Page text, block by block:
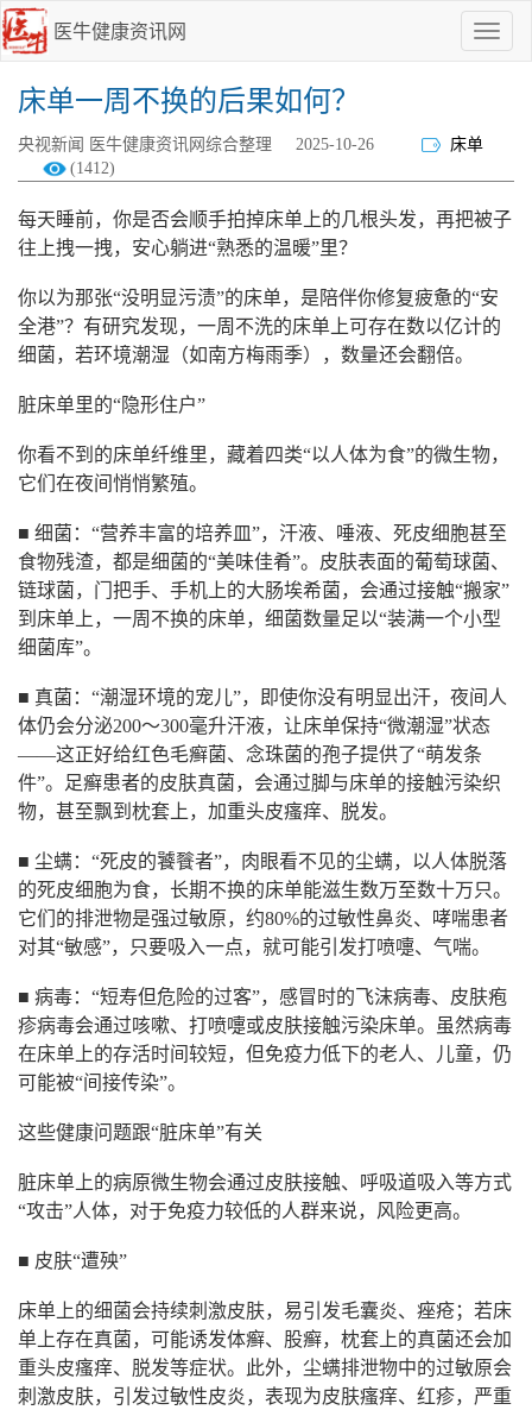
医牛健康资讯网
点
我
床单一周不换的后果如何？
央视新闻 医牛健康资讯网综合整理 2025-10-26
床单
(1412)
每天睡前，你是否会顺手拍掉床单上的几根头发，再把被子
往上拽一拽，安心躺进“熟悉的温暖”里？
你以为那张“没明显污渍”的床单，是陪伴你修复疲惫的“安
全港”？有研究发现，一周不洗的床单上可存在数以亿计的
细菌，若环境潮湿（如南方梅雨季），数量还会翻倍。
脏床单里的“隐形住户”
你看不到的床单纤维里，藏着四类“以人体为食”的微生物，
它们在夜间悄悄繁殖。
■ 细菌：“营养丰富的培养皿”，汗液、唾液、死皮细胞甚至
食物残渣，都是细菌的“美味佳肴”。皮肤表面的葡萄球菌、
链球菌，门把手、手机上的大肠埃希菌，会通过接触“搬家”
到床单上，一周不换的床单，细菌数量足以“装满一个小型
细菌库”。
■ 真菌：“潮湿环境的宠儿”，即使你没有明显出汗，夜间人
体仍会分泌200～300毫升汗液，让床单保持“微潮湿”状态
——这正好给红色毛癣菌、念珠菌的孢子提供了“萌发条
件”。足癣患者的皮肤真菌，会通过脚与床单的接触污染织
物，甚至飘到枕套上，加重头皮瘙痒、脱发。
■ 尘螨：“死皮的饕餮者”，肉眼看不见的尘螨，以人体脱落
的死皮细胞为食，长期不换的床单能滋生数万至数十万只。
它们的排泄物是强过敏原，约80%的过敏性鼻炎、哮喘患者
对其“敏感”，只要吸入一点，就可能引发打喷嚏、气喘。
■ 病毒：“短寿但危险的过客”，感冒时的飞沫病毒、皮肤疱
疹病毒会通过咳嗽、打喷嚏或皮肤接触污染床单。虽然病毒
在床单上的存活时间较短，但免疫力低下的老人、儿童，仍
可能被“间接传染”。
这些健康问题跟“脏床单”有关
脏床单上的病原微生物会通过皮肤接触、呼吸道吸入等方式
“攻击”人体，对于免疫力较低的人群来说，风险更高。
■ 皮肤“遭殃”
床单上的细菌会持续刺激皮肤，易引发毛囊炎、痤疮；若床
单上存在真菌，可能诱发体癣、股癣，枕套上的真菌还会加
重头皮瘙痒、脱发等症状。此外，尘螨排泄物中的过敏原会
刺激皮肤，引发过敏性皮炎，表现为皮肤瘙痒、红疹，严重